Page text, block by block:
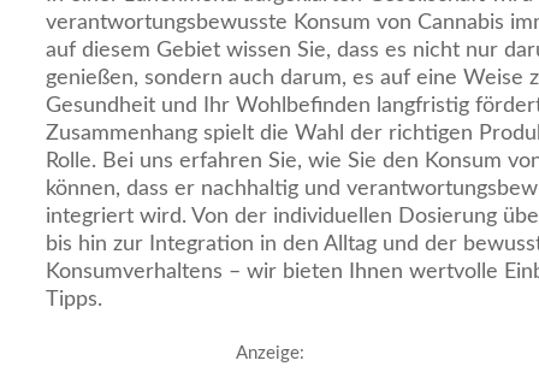
verantwortungsbewusste Konsum von Cannabis
auf diesem Gebiet wissen Sie, dass es nicht nur
genießen, sondern auch darum, es auf eine Weise
Gesundheit und Ihr Wohlbefinden langfristig
Zusammenhang spielt die Wahl der richtigen
Rolle. Bei uns erfahren Sie, wie Sie den Konsum
können, dass er nachhaltig und
integriert wird. Von der individuellen Dosierung
bis hin zur Integration in den Alltag und der
Konsumverhaltens – wir bieten Ihnen wertvolle
Tipps.
Anzeige: